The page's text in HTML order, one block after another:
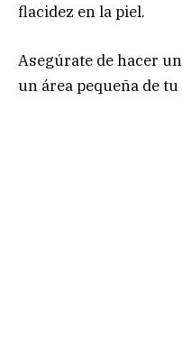
flacidez en la piel.
Asegúrate de hacer
un área pequeña de